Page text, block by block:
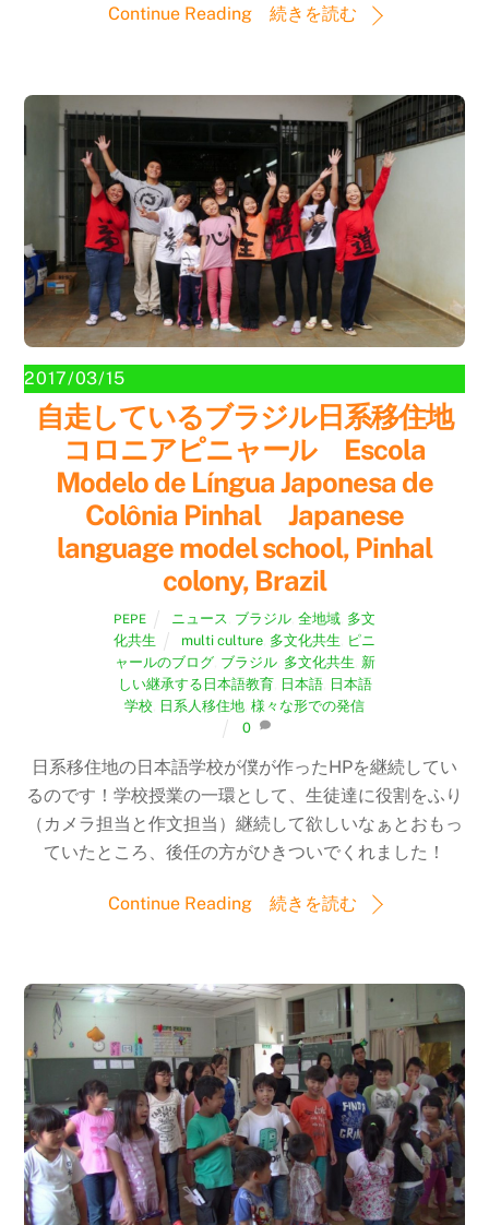
Continue Reading 続きを読む
2017/03/15
自走しているブラジル日系移住地
コロニアピニャール Escola
Modelo de Língua Japonesa de
Colônia Pinhal Japanese
language model school, Pinhal
colony, Brazil
PEPE ニュース ブラジル, 全地域, 多文
化共生
multi culture, 多文化共生 ピニ
ャールのブログ, ブラジル, 多文化共生 新
しい継承する日本語教育, 日本語, 日本語
学校
日系人移住地 様々な形での発信
0
日系移住地の日本語学校が僕が作ったHPを継続してい
るのです！学校授業の一環として、生徒達に役割をふり
（カメラ担当と作文担当）継続して欲しいなぁとおもっ
ていたところ、後任の方がひきついでくれました！
Continue Reading 続きを読む